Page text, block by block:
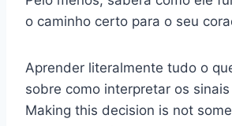
o caminho certo para o seu
Aprender literalmente tudo o
sobre como interpretar os
Making this decision is not